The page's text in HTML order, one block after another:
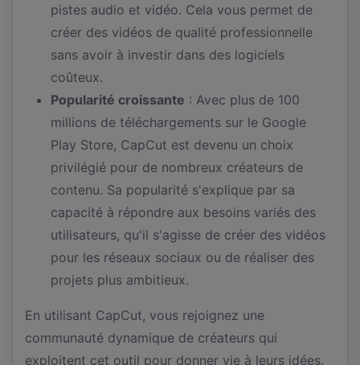
pistes audio et vidéo. Cela vous permet de
créer des vidéos de qualité professionnelle
sans avoir à investir dans des logiciels
coûteux.
Popularité croissante : Avec plus de 100
millions de téléchargements sur le Google
Play Store, CapCut est devenu un choix
privilégié pour de nombreux créateurs de
contenu. Sa popularité s'explique par sa
capacité à répondre aux besoins variés des
utilisateurs, qu'il s'agisse de créer des vidéos
pour les réseaux sociaux ou de réaliser des
projets plus ambitieux.
En utilisant CapCut, vous rejoignez une
communauté dynamique de créateurs qui
exploitent cet outil pour donner vie à leurs idées.